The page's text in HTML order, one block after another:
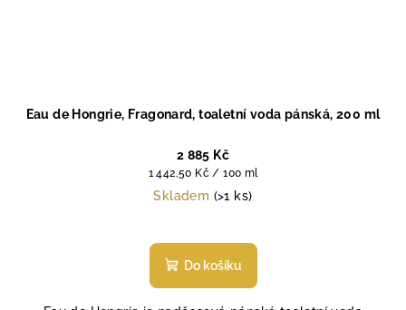
Eau de Hongrie, Fragonard, toaletní voda pánská, 200 ml
2 885 Kč
Měrná
cena:
1 442,50 Kč / 100 ml
Skladem (>1 ks)
hodnocení
produktu
Do košíku